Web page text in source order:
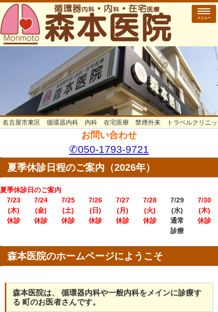
メニュー
名古屋市東区 循環器内科 内科 在宅医療 禁煙外来 トラベルクリニッ
お問い合わせ
✆050-1793-9721
夏季休診日程のご案内（2026年）
夏季休診日のご案内
7/23
(木)
7/24
(金)
7/25
(土)
7/26
(日)
7/27
(月)
7/28
(火)
7/29
(水)
7/30
(木)
休診
休診 休診 休診 休診 休診
通常
診療
休診
森本医院のホームページにようこそ
森本医院は、 循環器内科や一般内科をメインに診療す
る 町のお医者さんです。